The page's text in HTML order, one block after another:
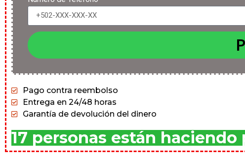
Pago contra reembolso
Entrega en 24/48 horas
Garantía de devolución del dinero
17 personas están haciendo